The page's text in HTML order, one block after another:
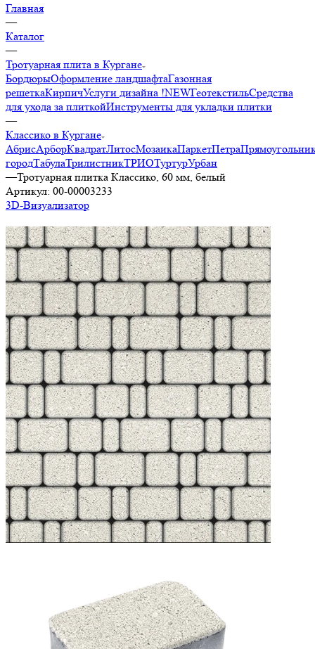
Главная
—
Каталог
—
Тротуарная плита в Кургане
БордюрыОформление ландшафтаГазонная
решеткаКирпичУслуги дизайна !NEWГеотекстильСредства
для ухода за плиткойИнструменты для укладки плитки
—
Классико в Кургане
АбрисАрборКвадратЛитосМозаикаПаркетПетра
городТабулаТрилистникТРИОТуртурУрбан
—Тротуарная плитка Классико, 60 мм, белый
Артикул: 00-00003233
3D-Визуализатор